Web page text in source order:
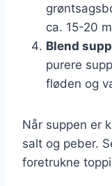
ca. 15-20
Blend
purere
fløden og
Når suppen er
salt og peber.
foretrukne